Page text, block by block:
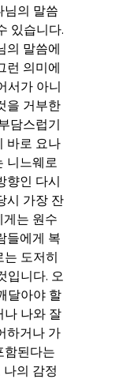
님의 말씀
있습니다.
의 말씀에
런 의미에
서가 아니
을 거부한
담스럽기
바로 요나
니느웨로
향인 다시
시 가장 잔
게는 원수
들에게 복
는 도저히
입니다. 오
달아야 할
나 나와 잘
하거나 가
함된다는
의 감정